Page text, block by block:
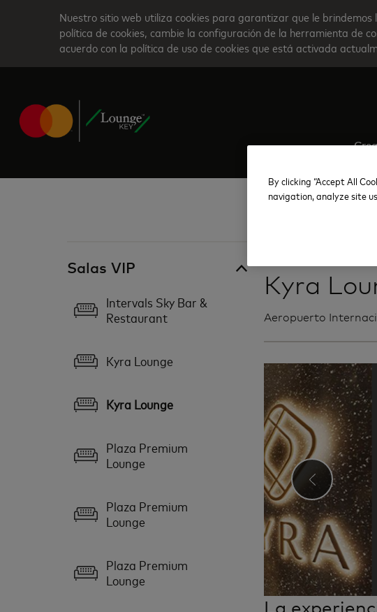
content
Nuestro sitio web utiliza cookies para garantizar que le
política de cookies, cambie la configuración de la herramienta de
acuerdo con la política de uso de cookies que está activada
Salas VIP
Intervals Sky Bar &
Restaurant
Kyra Lounge
Kyra Lounge
Plaza Premium
Lounge
Plaza Premium
Lounge
Plaza Premium
Lounge
Kyra
Aeropuerto
‹
La
By clicking “Accept All
navigation, analyze site